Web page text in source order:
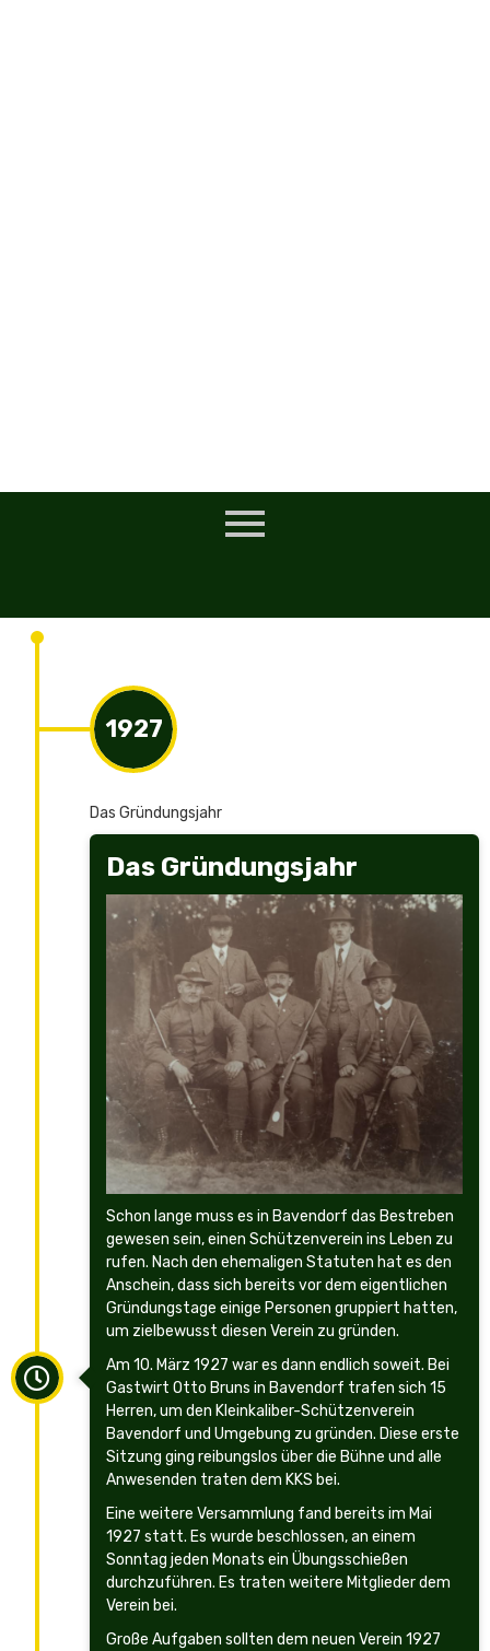
1927
Das Gründungsjahr
Das Gründungsjahr
Schon lange muss es in Bavendorf das Bestreben
gewesen sein, einen Schützenverein ins Leben zu
rufen. Nach den ehemaligen Statuten hat es den
Anschein, dass sich bereits vor dem eigentlichen
Gründungstage einige Personen gruppiert hatten,
um zielbewusst diesen Verein zu gründen.
Am 10. März 1927 war es dann endlich soweit. Bei
Gastwirt Otto Bruns in Bavendorf trafen sich 15
Herren, um den Kleinkaliber-Schützenverein
Bavendorf und Umgebung zu gründen. Diese erste
Sitzung ging reibungslos über die Bühne und alle
Anwesenden traten dem KKS bei.
Eine weitere Versammlung fand bereits im Mai
1927 statt. Es wurde beschlossen, an einem
Sonntag jeden Monats ein Übungsschießen
durchzuführen. Es traten weitere Mitglieder dem
Verein bei.
Große Aufgaben sollten dem neuen Verein 1927